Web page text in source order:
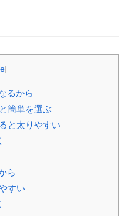
]
るから
簡単を選ぶ
と太りやすい
ら
すい